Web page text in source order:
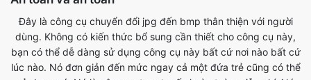
lúc nào. Nó đơn giản đến mức ngay cả một đứa trẻ cũng có thể
sử dụng nó. Nó là công cụ trực tuyến hoàn toàn miễn phí. Nó
chuyển đổi các tập tin hình ảnh trong vài giây. Tất cả những gì
bạn phải làm là gửi tập tin gốc và bạn sẽ có được một tập tin
định dạng bmp đã chuyển đổi. Bất cứ ai có điện thoại, máy tính